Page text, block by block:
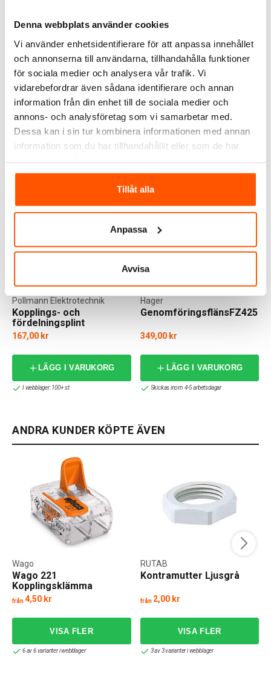
Denna webbplats använder cookies
Vi använder enhetsidentifierare för att anpassa innehållet
och annonserna till användarna, tillhandahålla funktioner
för sociala medier och analysera vår trafik. Vi
vidarebefordrar även sådana identifierare och annan
information från din enhet till de sociala medier och
annons- och analysföretag som vi samarbetar med.
Dessa kan i sin tur kombinera informationen med annan
information som du har tillhandahållit eller som de har
Tillåt alla
Anpassa
Avvisa
Täckfläns FL21
Lättmetall
LÄGG I VARUKORG
I webblager: 10 st
ALTERNATIVA PRODUKTER
Kopplings- och
fördelningsplint
Pollmann Elektrotechnik
167,00 kr
LÄGG I VARUKORG
I webblager: 100+ st
GenomföringsflänsFZ425
Hager
349,00 kr
LÄGG I VARUKORG
Skickas inom 4-5 arbetsdagar
ANDRA KUNDER KÖPTE ÄVEN
Wago 221
Kopplingsklämma
Wago
från4,50 kr
6 av 6 varianter i webblager
Kontramutter Ljusgrå
RUTAB
från 2,00 kr
3 av 3 varianter i webblager